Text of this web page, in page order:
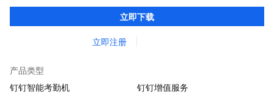
DING消息任务管理，让沟通更高效；移动办公考勤，审批，钉闪
会，钉钉文档，钉钉教育解决方案。
立即下载
立即注册
产品类型
钉钉智能考勤机
钉钉增值服务